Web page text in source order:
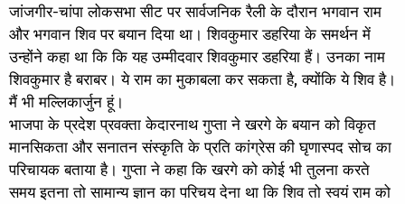
जांजगीर-चांपा लोकसभा सीट पर सार्वजनिक रैली के दौरान भगवान राम
और भगवान शिव पर बयान दिया था। शिवकुमार डहरिया के समर्थन में
उन्होंने कहा था कि कि यह उम्मीदवार शिवकुमार डहरिया हैं। उनका नाम
शिवकुमार है बराबर। ये राम का मुकाबला कर सकता है, क्योंकि ये शिव है।
मैं भी मल्लिकार्जुन हूं।
भाजपा के प्रदेश प्रवक्ता केदारनाथ गुप्ता ने खरगे के बयान को विकृत
मानसिकता और सनातन संस्कृति के प्रति कांग्रेस की घृणास्पद सोच का
परिचायक बताया है। गुप्ता ने कहा कि खरगे को कोई भी तुलना करते
समय इतना तो सामान्य ज्ञान का परिचय देना था कि शिव तो स्वयं राम को